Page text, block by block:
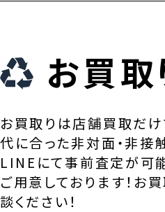
お買取
お買取りは店舗買取だ
代に合った非対面・非
LINEにて事前査定が可
ご用意しております！お
談ください！